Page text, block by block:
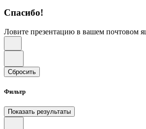
Спасибо!
Ловите презентацию в вашем почтовом
Сбросить
Фильтр
Показать результаты